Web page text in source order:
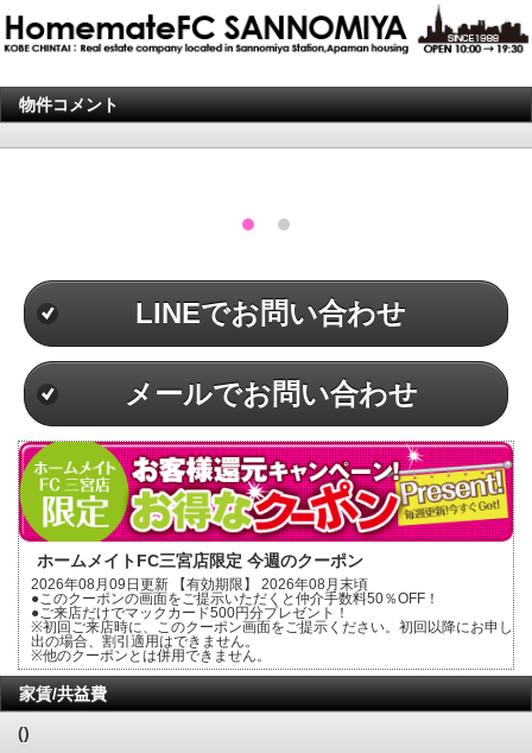
物件コメント
LINEでお問い合わせ
メールでお問い合わせ
ホームメイトFC三宮店限定 今週のクーポン
2026年08月09日更新 【有効期限】 2026年08月末頃
●このクーポンの画面をご提示いただくと仲介手数料50％OFF！
●ご来店だけでマックカード500円分プレゼント！
※初回ご来店時に、このクーポン画面をご提示ください。初回以降にお申し
出の場合、割引適用はできません。
※他のクーポンとは併用できません。
家賃/共益費
()